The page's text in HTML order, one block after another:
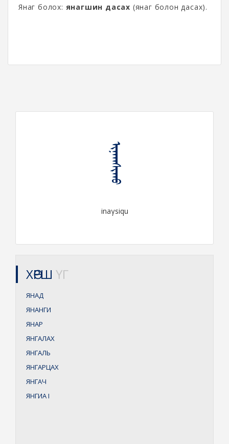
Янаг болох: янагшин дасах (янаг болон дасах).
ᠢᠨᠠᠭᠰᠢᠬᠤ
inaγsiqu
ХӨРШ ҮГ
ЯНАД
ЯНАНГИ
ЯНАР
ЯНГАЛАХ
ЯНГАЛЬ
ЯНГАРЦАХ
ЯНГАЧ
ЯНГИАI